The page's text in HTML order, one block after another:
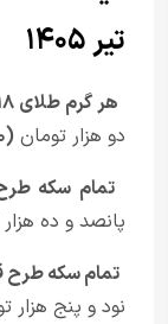
تیر ۱۴۰۵
هر گرم طلای ۱۸ عیار:
دو هزار تومان (۱۷,۲۲۲,۰۰۰ تومان)
تمام سکه
پانصد و ده
تمام سکه طرح
نود و پنج هزار